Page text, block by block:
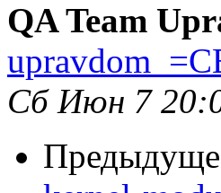
QA Team
Сб Июн 7